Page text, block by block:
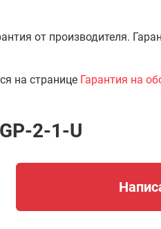
от производителя.
на странице Гарантия на
2-1-U